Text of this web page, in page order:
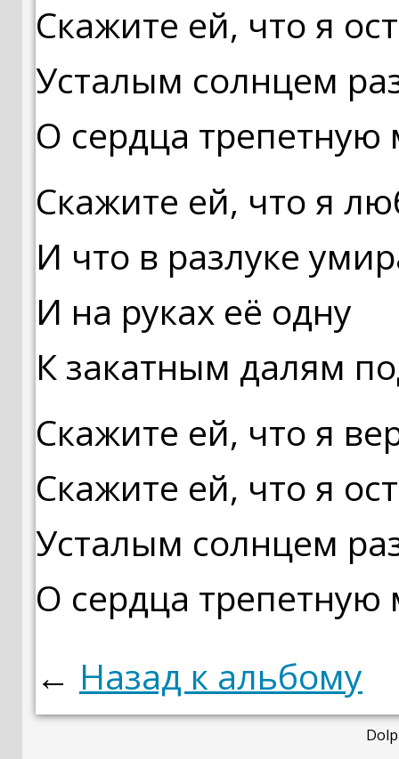
Скажите ей, что я
Усталым солнцем
О сердца трепетную
Скажите ей, что я
И что в разлуке
И на руках её одну
К закатным далям
Скажите ей, что я
Скажите ей, что я
Усталым солнцем
О сердца трепетную
← Назад к альбому